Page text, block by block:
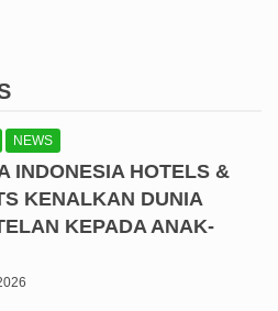
NEWS
INDONESIA HOTELS &
KENALKAN DUNIA
KEPADA ANAK-